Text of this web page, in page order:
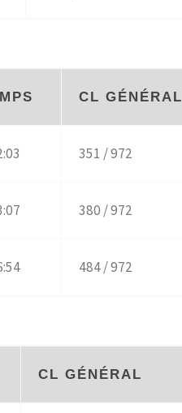
CL GÉNÉRAL
351 / 972
380 / 972
484 / 972
CL GÉNÉRAL